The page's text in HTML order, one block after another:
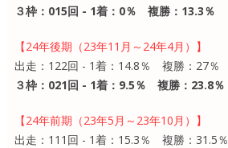
３枠：015回 - 1着：0％ 複勝：13.3％
【24年後期（23年11月～24年4月）】
出走：122回 - 1着：14.8％ 複勝：27％
３枠：021回 - 1着：9.5％ 複勝：23.8％
【24年前期（23年5月～23年10月）】
出走：111回 - 1着：15.3％ 複勝：31.5％